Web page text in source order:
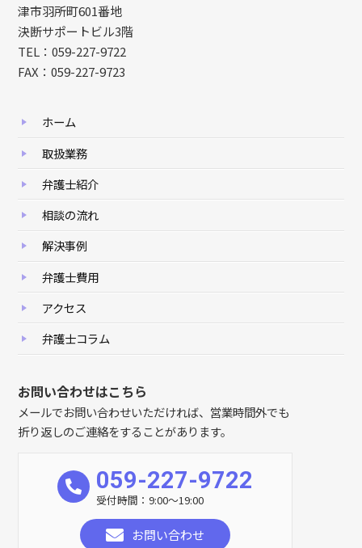
津市羽所町601番地
決断サポートビル3階
TEL：059-227-9722
FAX：059-227-9723
ホーム
取扱業務
弁護士紹介
相談の流れ
解決事例
弁護士費用
アクセス
弁護士コラム
お問い合わせはこちら
メールでお問い合わせいただければ、営業時間外でも
折り返しのご連絡をすることがあります。
059-227-9722
受付時間：9:00～19:00
お問い合わせ